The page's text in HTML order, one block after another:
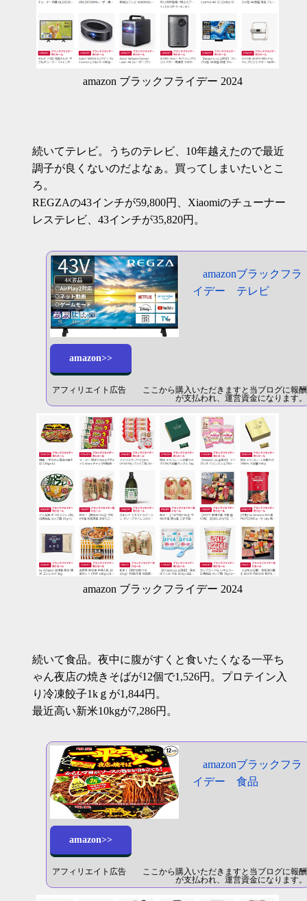
amazon ブラックフライデー 2024
続いてテレビ。うちのテレビ、10年越えたので最近
調子が良くないのだよなぁ。買ってしまいたいとこ
ろ。
REGZAの43インチが59,800円、Xiaomiのチューナー
レステレビ、43インチが35,820円。
amazonブラックフラ
イデー テレビ
amazon>>
アフィリエイト広告 ここから購入いただきますと当ブログに報酬
が支払われ、運営資金になります。
amazon ブラックフライデー 2024
続いて食品。夜中に腹がすくと食いたくなる一平ち
ゃん夜店の焼きそばが12個で1,526円。プロテイン入
り冷凍餃子1kｇが1,844円。
最近高い新米10kgが7,286円。
amazonブラックフラ
イデー 食品
amazon>>
アフィリエイト広告 ここから購入いただきますと当ブログに報酬
が支払われ、運営資金になります。